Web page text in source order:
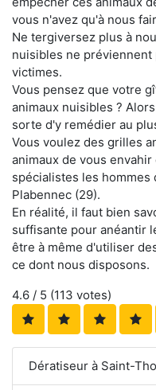
vous n'avez qu'à nous
Ne tergiversez plus à
nuisibles ne préviennent
victimes.
Vous pensez que votre
animaux nuisibles ?
sorte d'y remédier au
Vous voulez des grilles
animaux de vous
spécialistes les hommes
Plabennec (29).
En réalité, il faut bien
suffisante pour anéantir
être à même d'utiliser
ce dont nous disposons.
4.6 / 5 (113 votes)
Dératiseur à Saint-